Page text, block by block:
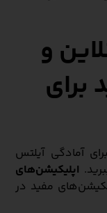
و
برای
آمادگی آیلتس
اپلیکیشن‌های
مفید در